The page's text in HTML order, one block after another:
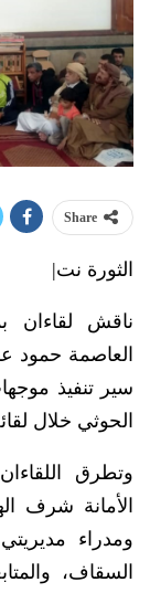
Share
الثورة نت|
ناقش لقاءان
العاصمة حمود
سير تنفيذ
الحوثي خلال
وتطرق
الأمانة شرف
ومدراء
السقاف،